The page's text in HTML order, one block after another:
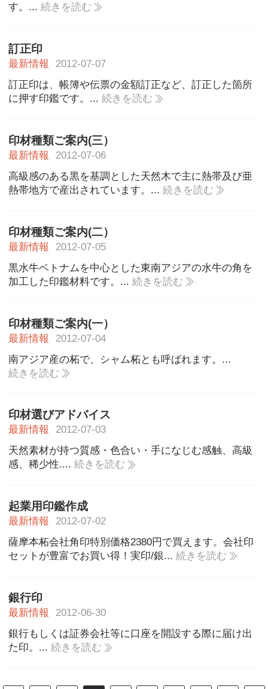
す。...続きを読む
訂正印
最新情報
2012-07-07
訂正印は、帳簿や伝票の金額訂正など、訂正した箇所
に押す印鑑です。...続きを読む
印材種類ご案内(三）
最新情報
2012-07-06
高級感のある黒を基調とした天然木で主に熱帯及び亜
熱帯地方で産出されています。...続きを読む
印材種類ご案内(二）
最新情報
2012-07-05
黒水牛ベトナムを中心とした東南アジアの水牛の角を
加工した印鑑材料です。...続きを読む
印材種類ご案内(一）
最新情報
2012-07-04
南アジア産の柘で、シャム柘とも呼ばれます。...
続きを読む
印材選びアドバイス
最新情報
2012-07-03
天然素材が持つ質感・色合い・手になじむ感触、高級
感、稀少性....続きを読む
起業用印鑑作成
最新情報
2012-07-02
薩摩本柘会社角印特別価格2380円で買えます。会社印
セットが豊富でお買い得！実印/銀...続きを読む
銀行印
最新情報
2012-06-30
銀行もしくは証券会社等に口座を開設する際に届け出
た印。...続きを読む